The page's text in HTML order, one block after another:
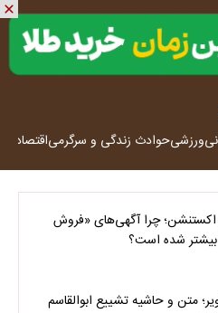
ورزشیحوادث زندگی و سرگرمیاقتصاد
اکستنشن؛ چرا آگهی‌های «فروش
شده است؟
متن و حاشیه تشییع ابوالقاسم